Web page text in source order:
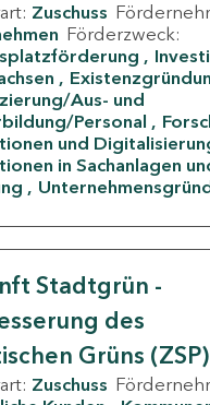
Zuschuss
Förderzweck:
Aus- und
Personal
und
in Sachanlagen
Stadtgrün -
des
Grüns (ZSP)
Zuschuss